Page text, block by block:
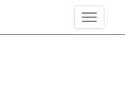
Toggle